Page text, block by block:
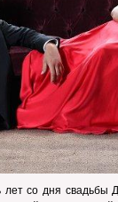
лет со дня